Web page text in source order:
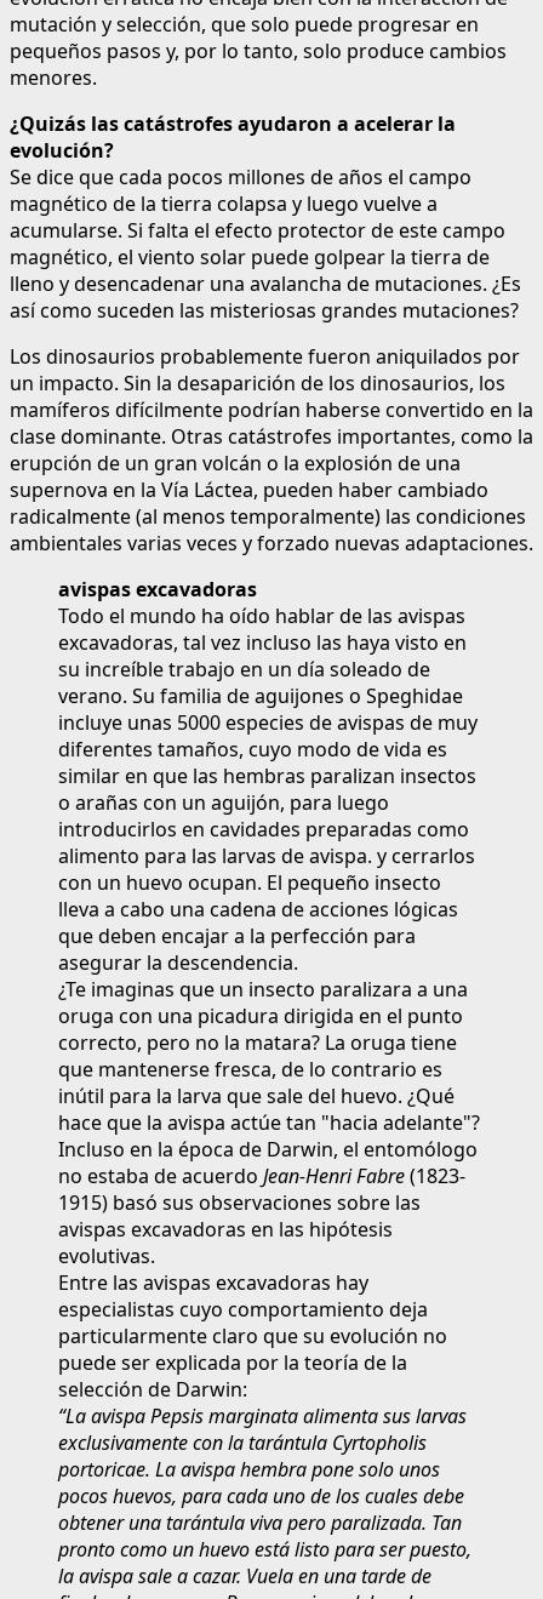
mutación y selección, que solo puede progresar en
pequeños pasos y, por lo tanto, solo produce cambios
menores.
¿Quizás las catástrofes ayudaron a acelerar la
evolución?
Se dice que cada pocos millones de años el campo
magnético de la tierra colapsa y luego vuelve a
acumularse. Si falta el efecto protector de este campo
magnético, el viento solar puede golpear la tierra de
lleno y desencadenar una avalancha de mutaciones. ¿Es
así como suceden las misteriosas grandes mutaciones?
Los dinosaurios probablemente fueron aniquilados por
un impacto. Sin la desaparición de los dinosaurios, los
mamíferos difícilmente podrían haberse convertido en la
clase dominante. Otras catástrofes importantes, como la
erupción de un gran volcán o la explosión de una
supernova en la Vía Láctea, pueden haber cambiado
radicalmente (al menos temporalmente) las condiciones
ambientales varias veces y forzado nuevas adaptaciones.
avispas excavadoras
Todo el mundo ha oído hablar de las avispas
excavadoras, tal vez incluso las haya visto en
su increíble trabajo en un día soleado de
verano. Su familia de aguijones o Speghidae
incluye unas 5000 especies de avispas de muy
diferentes tamaños, cuyo modo de vida es
similar en que las hembras paralizan insectos
o arañas con un aguijón, para luego
introducirlos en cavidades preparadas como
alimento para las larvas de avispa. y cerrarlos
con un huevo ocupan. El pequeño insecto
lleva a cabo una cadena de acciones lógicas
que deben encajar a la perfección para
asegurar la descendencia.
¿Te imaginas que un insecto paralizara a una
oruga con una picadura dirigida en el punto
correcto, pero no la matara? La oruga tiene
que mantenerse fresca, de lo contrario es
inútil para la larva que sale del huevo. ¿Qué
hace que la avispa actúe tan "hacia adelante"?
Incluso en la época de Darwin, el entomólogo
no estaba de acuerdo Jean-Henri Fabre(1823-
1915) basó sus observaciones sobre las
avispas excavadoras en las hipótesis
evolutivas.
Entre las avispas excavadoras hay
especialistas cuyo comportamiento deja
particularmente claro que su evolución no
puede ser explicada por la teoría de la
selección de Darwin:
“La avispa Pepsis marginata alimenta sus larvas
exclusivamente con la tarántula Cyrtopholis
portoricae. La avispa hembra pone solo unos
pocos huevos, para cada uno de los cuales debe
obtener una tarántula viva pero paralizada. Tan
pronto como un huevo está listo para ser puesto,
la avispa sale a cazar. Vuela en una tarde de